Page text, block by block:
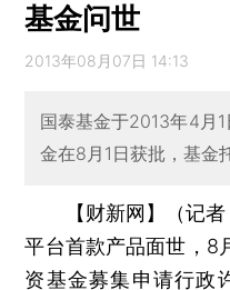
基金问世
2013年08月07日 14:13
国泰基金于2013年4月
金在8月1日获批，基金
【财新网】（记者
平台首款产品面世，8
资基金募集申请行政